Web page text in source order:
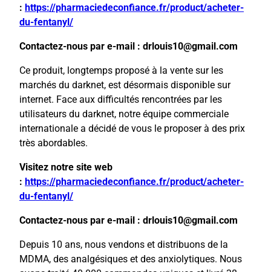
: https://pharmaciedeconfiance.fr/product/acheter-
du-fentanyl/
Contactez-nous par e-mail : drlouis10@gmail.com
Ce produit, longtemps proposé à la vente sur les
marchés du darknet, est désormais disponible sur
internet. Face aux difficultés rencontrées par les
utilisateurs du darknet, notre équipe commerciale
internationale a décidé de vous le proposer à des prix
très abordables.
Visitez notre site web
: https://pharmaciedeconfiance.fr/product/acheter-
du-fentanyl/
Contactez-nous par e-mail : drlouis10@gmail.com
Depuis 10 ans, nous vendons et distribuons de la
MDMA, des analgésiques et des anxiolytiques. Nous